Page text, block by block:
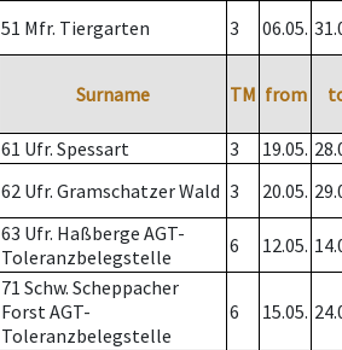
51 Mfr. Tiergarten 3 06.05.
Surname TM from
61 Ufr. Spessart 3 19.05.
62 Ufr. Gramschatzer Wald 3 20.05.
63 Ufr. Haßberge AGT-
Toleranzbelegstelle
6 12.05.
71 Schw. Scheppacher
Forst AGT-
Toleranzbelegstelle
6 15.05.